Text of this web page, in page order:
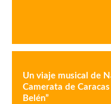
Un viaje musical de
Camerata de Caracas
Belén”